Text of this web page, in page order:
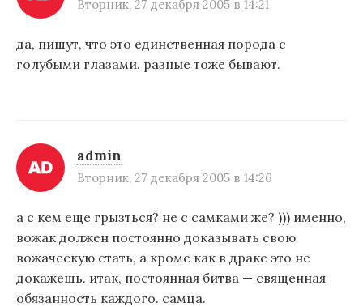
Вторник, 27 декабря 2005 в 14:21
да, пишут, что это единственная порода с
голубыми глазами. разные тоже бывают.
admin
Вторник, 27 декабря 2005 в 14:26
а с кем еще грызться? не с самками же? ))) именно,
вожак должен постоянно доказывать свою
вожаческую стать, а кроме как в драке это не
докажешь. итак, постоянная битва — священная
обязанность каждого. самца.